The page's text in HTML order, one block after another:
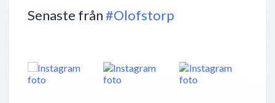
Senaste från#Olofstorp